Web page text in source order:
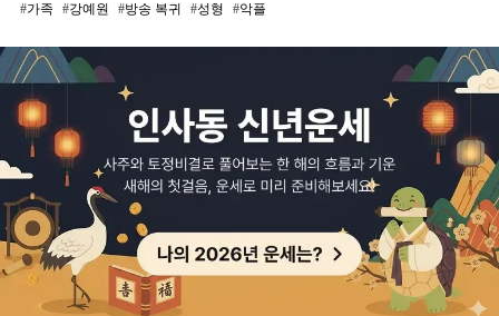
가족 강예원 방송 복귀 성형 악플